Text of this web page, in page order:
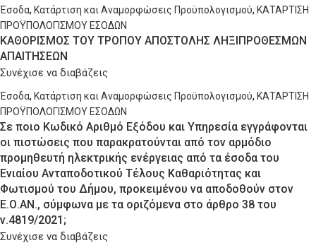
Έσοδα, Κατάρτιση και Αναμορφώσεις Προϋπολογισμού, ΚΑΤΑΡΤΙΣΗ
ΠΡΟΫΠΟΛΟΓΙΣΜΟΥ ΕΣΟΔΩΝ
ΚΑΘΟΡΙΣΜΟΣ ΤΟΥ ΤΡΟΠΟΥ ΑΠΟΣΤΟΛΗΣ ΛΗΞΙΠΡΟΘΕΣΜΩΝ
ΑΠΑΙΤΗΣΕΩΝ
Συνέχισε να διαβάζεις
Έσοδα, Κατάρτιση και Αναμορφώσεις Προϋπολογισμού, ΚΑΤΑΡΤΙΣΗ
ΠΡΟΫΠΟΛΟΓΙΣΜΟΥ ΕΣΟΔΩΝ
Σε ποιο Κωδικό Αριθμό Εξόδου και Υπηρεσία εγγράφονται
οι πιστώσεις που παρακρατούνται από τον αρμόδιο
προμηθευτή ηλεκτρικής ενέργειας από τα έσοδα του
Ενιαίου Ανταποδοτικού Τέλους Καθαριότητας και
Φωτισμού του Δήμου, προκειμένου να αποδοθούν στον
Ε.Ο.ΑΝ., σύμφωνα με τα οριζόμενα στο άρθρο 38 του
ν.4819/2021;
Συνέχισε να διαβάζεις